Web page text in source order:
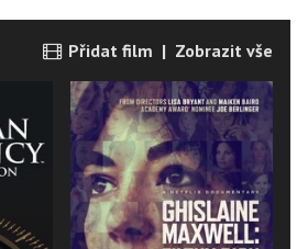
Přidat film | Zobrazit vše